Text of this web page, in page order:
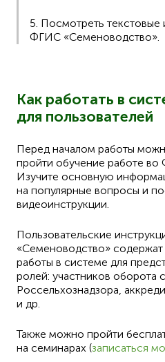
5. Посмотреть текстовые
ФГИС «Семеноводство».
Как работать в
для пользователей
Перед началом работы
пройти обучение работе
Изучите основную
на популярные вопросы и
видеоинструкции.
Пользовательские
«Семеноводство» содержат
работы в системе для
ролей: участников оборота
Россельхознадзора,
и др.
Также можно пройти
на семинарах (записаться